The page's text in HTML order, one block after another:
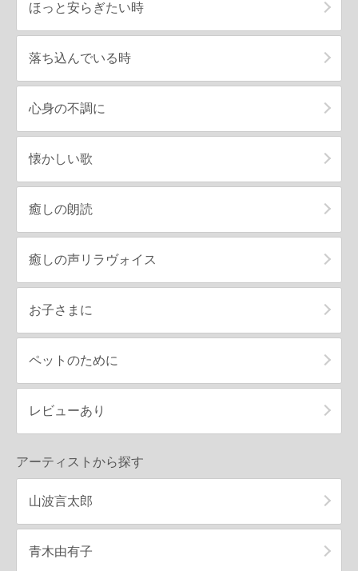
ほっと安らぎたい時
落ち込んでいる時
心身の不調に
懐かしい歌
癒しの朗読
癒しの声リラヴォイス
お子さまに
ペットのために
レビューあり
アーティストから探す
山波言太郎
青木由有子